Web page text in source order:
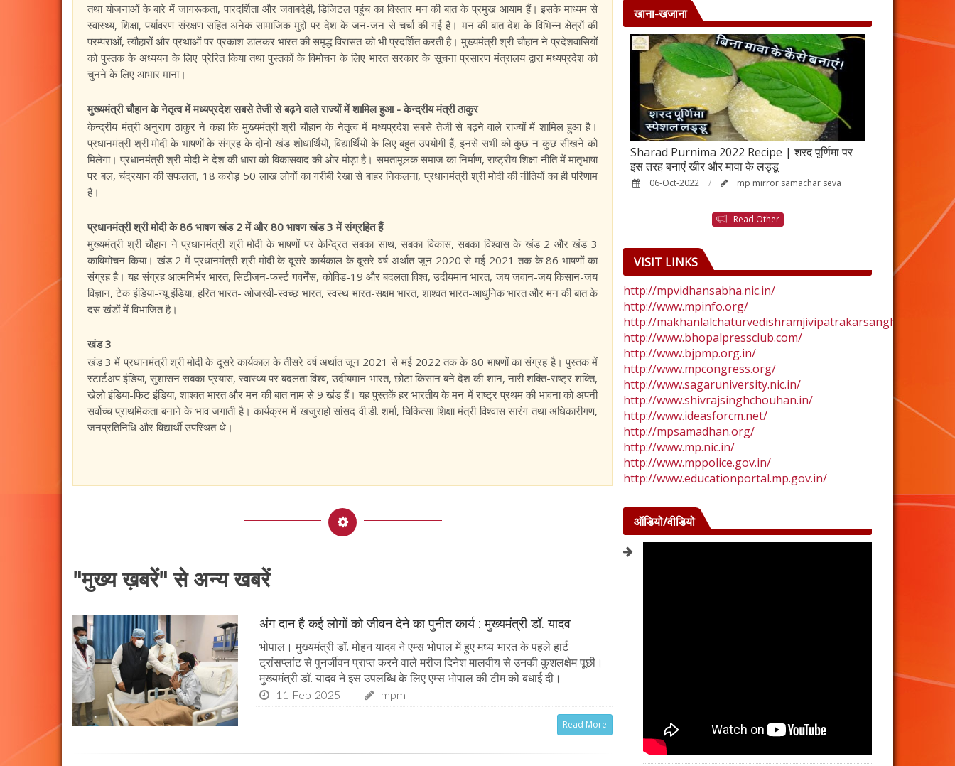
तथा योजनाओं के बारे में जागरूकता, पारदर्शिता और जवाबदेही, डिजिटल पहुंच का विस्तार मन की बात के प्रमुख आयाम हैं। इसके माध्यम से
स्वास्थ्य, शिक्षा, पर्यावरण संरक्षण सहित अनेक सामाजिक मुद्दों पर देश के जन-जन से चर्चा की गई है। मन की बात देश के विभिन्न क्षेत्रों की
परम्पराओं, त्यौहारों और प्रथाओं पर प्रकाश डालकर भारत की समृद्ध विरासत को भी प्रदर्शित करती है। मुख्यमंत्री श्री चौहान ने प्रदेशवासियों
को पुस्तक के अध्ययन के लिए प्रेरित किया तथा पुस्तकों के विमोचन के लिए भारत सरकार के सूचना प्रसारण मंत्रालय द्वारा मध्यप्रदेश को
चुनने के लिए आभार माना।
मुख्यमंत्री चौहान के नेतृत्व में मध्यप्रदेश सबसे तेजी से बढ़ने वाले राज्यों में शामिल हुआ - केन्द्रीय मंत्री ठाकुर
केन्द्रीय मंत्री अनुराग ठाकुर ने कहा कि मुख्यमंत्री श्री चौहान के नेतृत्व में मध्यप्रदेश सबसे तेजी से बढ़ने वाले राज्यों में शामिल हुआ है।
प्रधानमंत्री श्री मोदी के भाषणों के संग्रह के दोनों खंड शोधार्थियों, विद्यार्थियों के लिए बहुत उपयोगी हैं, इनसे सभी को कुछ न कुछ सीखने को
मिलेगा। प्रधानमंत्री श्री मोदी ने देश की धारा को विकासवाद की ओर मोड़ा है। समतामूलक समाज का निर्माण, राष्ट्रीय शिक्षा नीति में मातृभाषा
पर बल, चंद्रयान की सफलता, 18 करोड़ 50 लाख लोगों का गरीबी रेखा से बाहर निकलना, प्रधानमंत्री श्री मोदी की नीतियों का ही परिणाम
है।
प्रधानमंत्री श्री मोदी के 86 भाषण खंड 2 में और 80 भाषण खंड 3 में संग्रहित हैं
मुख्यमंत्री श्री चौहान ने प्रधानमंत्री श्री मोदी के भाषणों पर केन्द्रित सबका साथ, सबका विकास, सबका विश्वास के खंड 2 और खंड 3
का‍विमोचन किया। खंड 2 में प्रधानमंत्री श्री मोदी के दूसरे कार्यकाल के दूसरे वर्ष अर्थात जून 2020 से मई 2021 तक के 86 भाषणों का
संग्रह है। यह संग्रह आत्मनिर्भर भारत, सिटीजन-फर्स्ट गवर्नेंस, कोविड-19 और बदलता विश्व, उदीयमान भारत, जय जवान-जय किसान-जय
विज्ञान, टेक इंडिया-न्यू इंडिया, हरित भारत- ओजस्वी-स्वच्छ भारत, स्वस्थ भारत-सक्षम भारत, शाश्वत भारत-आधुनिक भारत और मन की बात के
दस खंडों में विभाजित है।
खंड 3
खंड 3 में प्रधानमंत्री श्री मोदी के दूसरे कार्यकाल के तीसरे वर्ष अर्थात जून 2021 से मई 2022 तक के 80 भाषणों का संग्रह है। पुस्तक में
स्टार्टअप इंडिया, सुशासन सबका प्रयास, स्वास्थ्य पर बदलता विश्व, उदीयमान भारत, छोटा किसान बने देश की शान, नारी शक्ति-राष्ट्र शक्ति,
खेलो इंडिया-फिट इंडिया, शाश्वत भारत और मन की बात नाम से 9 खंड हैं। यह पुस्तकें हर भारतीय के मन में राष्ट्र प्रथम की भावना को अपनी
सर्वोच्च प्राथमिकता बनाने के भाव जगाती है। कार्यक्रम में खजुराहो सांसद वी.डी. शर्मा, चिकित्सा शिक्षा मंत्री विश्वास सारंग तथा अधिकारीगण,
जनप्रतिनिधि और विद्यार्थी उपस्थित थे।
"मुख्य ख़बरें" से अन्य खबरें
अंग दान है कई लोगों को जीवन देने का पुनीत कार्य : मुख्यमंत्री डॉ. यादव
भोपाल। मुख्यमंत्री डॉ. मोहन यादव ने एम्स भोपाल में हुए मध्य भारत के पहले हार्ट
ट्रांसप्लांट से पुनर्जीवन प्राप्त करने वाले मरीज दिनेश मालवीय से उनकी कुशलक्षेम पूछी।
मुख्यमंत्री डॉ. यादव ने इस उपलब्धि के लिए एम्स भोपाल की टीम को बधाई दी।
11-Feb-2025 mpm
Read More
खाना-खजाना
Gud-Moongfali Chikki : सर्दियों का मजा हो जाएगा
दोगुना जब इस तरह बनाएंगे गुड़-मूंगफली की चिक्की
25-Jan-2023 mp mirror samachar seva
Sharad Purnima 2022 Recipe | शरद पूर्णिमा पर
इस तरह बनाएं खीर और मावा के लड्डू
06-Oct-2022 mp mirror samachar seva
Read Other
VISIT LINKS
http://mpvidhansabha.nic.in/
http://www.mpinfo.org/
http://makhanlalchaturvedishramjivipatrakarsangh.com/
http://www.bhopalpressclub.com/
http://www.bjpmp.org.in/
http://www.mpcongress.org/
http://www.sagaruniversity.nic.in/
http://www.shivrajsinghchouhan.in/
http://www.ideasforcm.net/
http://mpsamadhan.org/
http://www.mp.nic.in/
http://www.mppolice.gov.in/
http://www.educationportal.mp.gov.in/
ऑडियो/वीडियो